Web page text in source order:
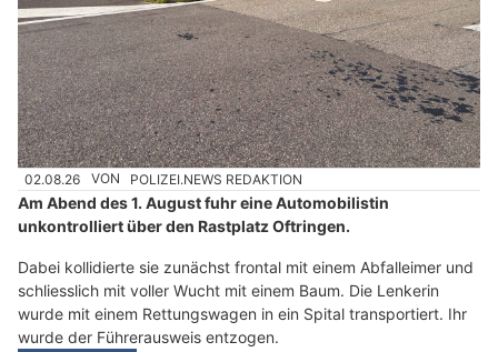
02.08.26 VON POLIZEI.NEWS REDAKTION
Am Abend des 1. August fuhr eine Automobilistin
unkontrolliert über den Rastplatz Oftringen.
Dabei kollidierte sie zunächst frontal mit einem Abfalleimer und
schliesslich mit voller Wucht mit einem Baum. Die Lenkerin
wurde mit einem Rettungswagen in ein Spital transportiert. Ihr
wurde der Führerausweis entzogen.